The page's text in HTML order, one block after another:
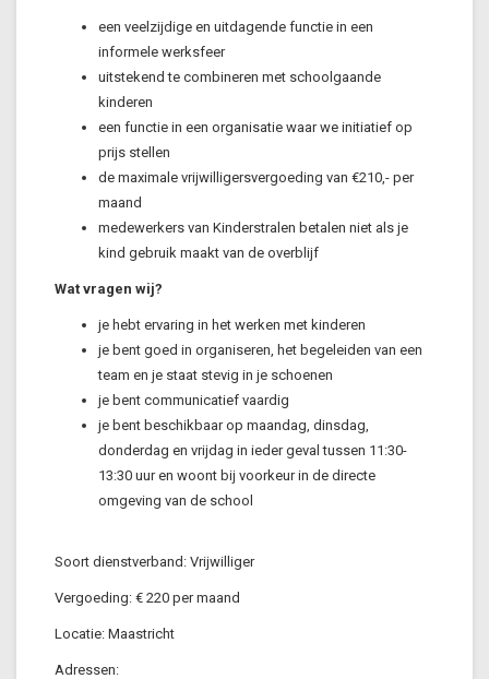
een veelzijdige en uitdagende functie in een
informele werksfeer
uitstekend te combineren met schoolgaande
kinderen
een functie in een organisatie waar we initiatief op
prijs stellen
de maximale vrijwilligersvergoeding van €210,- per
maand
medewerkers van Kinderstralen betalen niet als je
kind gebruik maakt van de overblijf
Wat vragen wij?
je hebt ervaring in het werken met kinderen
je bent goed in organiseren, het begeleiden van een
team en je staat stevig in je schoenen
je bent communicatief vaardig
je bent beschikbaar op maandag, dinsdag,
donderdag en vrijdag in ieder geval tussen 11:30-
13:30 uur en woont bij voorkeur in de directe
omgeving van de school
Soort dienstverband: Vrijwilliger
Vergoeding: € 220 per maand
Locatie: Maastricht
Adressen: